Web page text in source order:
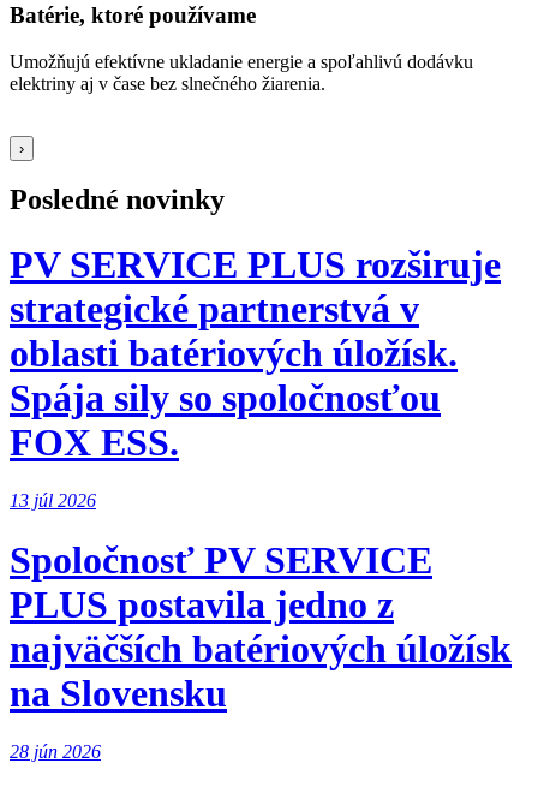
Batérie, ktoré používame
Umožňujú efektívne ukladanie energie a spoľahlivú dodávku
elektriny aj v čase bez slnečného žiarenia.
›
Posledné novinky
PV SERVICE PLUS rozširuje
strategické partnerstvá v
oblasti batériových úložísk.
Spája sily so spoločnosťou
FOX ESS.
13 júl 2026
Spoločnosť PV SERVICE
PLUS postavila jedno z
najväčších batériových úložísk
na Slovensku
28 jún 2026